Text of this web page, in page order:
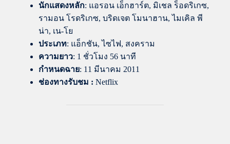
นักแสดงหลัก: แอรอน เอ็กฮาร์ต, มิเชล ร็อดริเกซ,
รามอน โรดริเกซ, บริดเจต โมนาฮาน, ไมเคิล พี
น่า, เน-โย
ประเภท: แอ็กชัน, ไซไฟ, สงคราม
ความยาว: 1 ชั่วโมง 56 นาที
กำหนดฉาย: 11 มีนาคม 2011
ช่องทางรับชม : Netflix